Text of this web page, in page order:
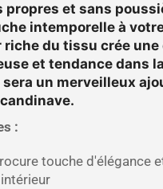
propres et sans
intemporelle à
riche du tissu crée
et tendance dans
sera un merveilleux
:
touche d'élégance